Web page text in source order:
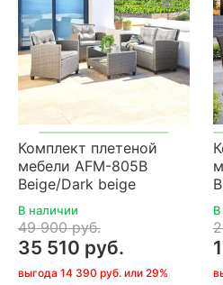
Комплект плетеной
мебели AFM-805B
Beige/Dark beige
В наличии
49 900 руб.
35 510 руб.
выгода 14 390 руб. или 29%